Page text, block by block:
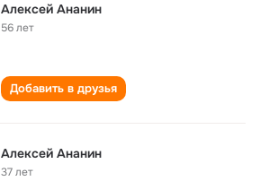
Алексей Ананин
56 лет
Добавить в друзья
Алексей Ананин
37 лет